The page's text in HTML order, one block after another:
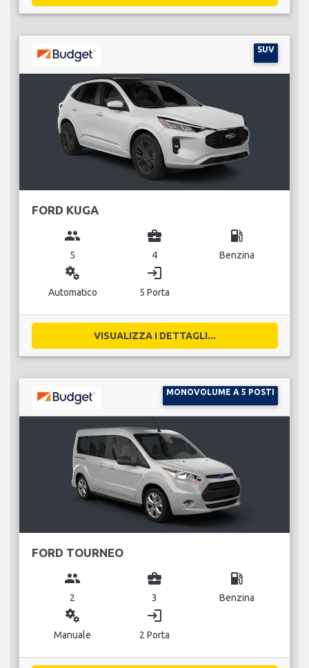
SUV
FORD KUGA
group
5
business_center
4
local_gas_station
Benzina
miscellaneous_services
Automatico
login
5 Porta
VISUALIZZA I DETTAGLI...
MONOVOLUME A 5 POSTI
FORD TOURNEO
group
2
business_center
3
local_gas_station
Benzina
miscellaneous_services
Manuale
login
2 Porta